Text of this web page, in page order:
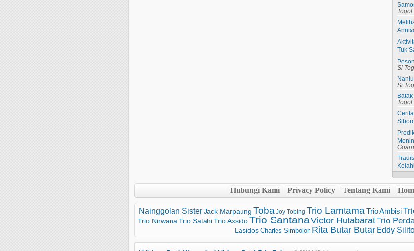
Togol
Tuk
Si
Si
Togol
Hubungi Kami Privacy Policy Tentang Kami
Nainggolan Sister Jack Marpaung Toba Joy Tobing Trio Lamtama Trio Ambisi
Trio Nirwana Trio Satahi Trio Axsido Trio SantanaVictor HutabaratTrio
Lasidos Charles Simbolon Rita Butar Butar Eddy